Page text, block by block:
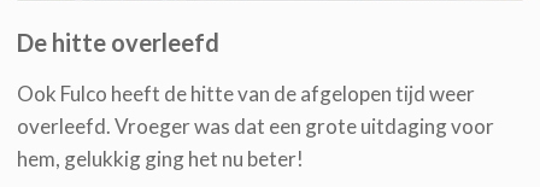
De hitte overleefd
Ook Fulco heeft de hitte van de afgelopen tijd weer
overleefd. Vroeger was dat een grote uitdaging voor
hem, gelukkig ging het nu beter!